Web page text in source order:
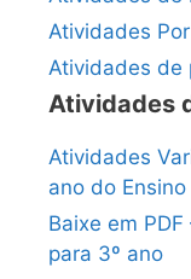
Atividades
Atividades de
Atividades
Atividades
ano do
Baixe em
para 3º ano